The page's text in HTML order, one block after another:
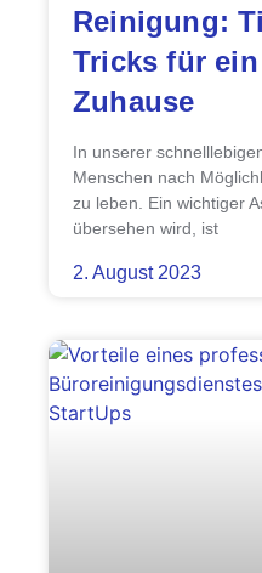
Reinigung:
Tricks für
Zuhause
In unserer
Menschen nach
zu leben. Ein wichtiger
übersehen wird, ist
2. August 2023